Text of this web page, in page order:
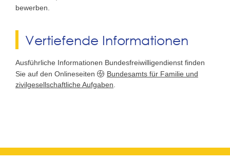
bewerben.
Vertiefende Informationen
Ausführliche Informationen Bundesfreiwilligendienst finden
Sie auf den Onlineseiten
Bundesamts für Familie und
zivilgesellschaftliche Aufgaben.